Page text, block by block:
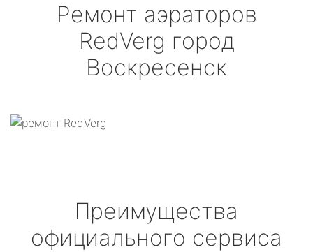
Ремонт аэраторов
RedVerg город
Воскресенск
Преимущества
официального сервиса